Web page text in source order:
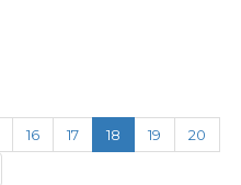
16 17 18 (current)
19
20